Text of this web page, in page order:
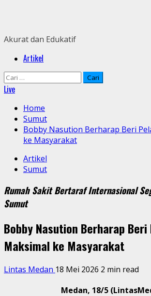
Akurat dan Edukatif
PrimaryArtikel
Cari
untuk:
Live
Home
Sumut
Bobby Nasution Berharap Beri
ke Masyarakat
Artikel
Sumut
Rumah Sakit Bertaraf Internasional
Sumut
Bobby Nasution Berharap Beri
Maksimal ke Masyarakat
Lintas Medan 18 Mei 2026 2 min read
Medan, 18/5